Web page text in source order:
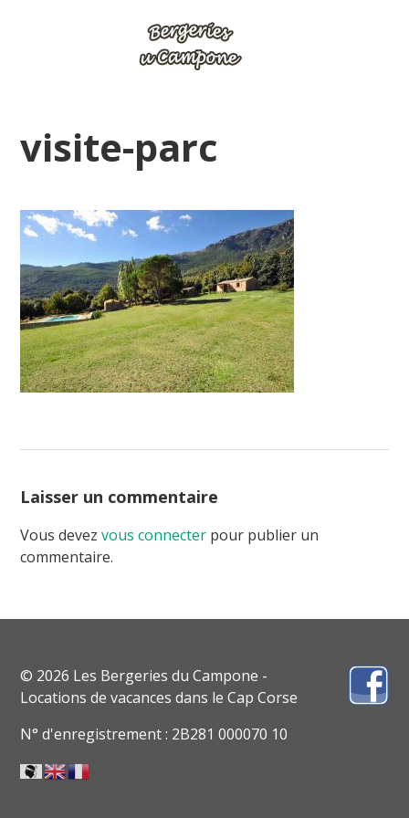
visite-parc
Laisser un commentaire
Vous devezvous connecter pour publier un
commentaire.
© 2026 Les Bergeries du Campone -
Locations de vacances dans le Cap Corse
N° d'enregistrement : 2B281 000070 10